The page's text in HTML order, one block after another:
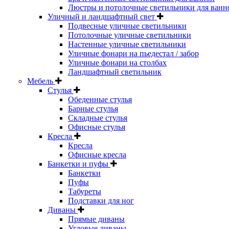
Люстры и потолочные светильники для
Уличный и ландшафтный свет
Подвесные уличные светильники
Потолочные уличные светильники
Настенные уличные светильники
Уличные фонари на пьедестал / забор
Уличные фонари на столбах
Ландшафтный светильник
Мебель
Стулья
Обеденные стулья
Барные стулья
Складные стулья
Офисные стулья
Кресла
Кресла
Офисные кресла
Банкетки и пуфы
Банкетки
Пуфы
Табуреты
Подставки для ног
Диваны
Прямые диваны